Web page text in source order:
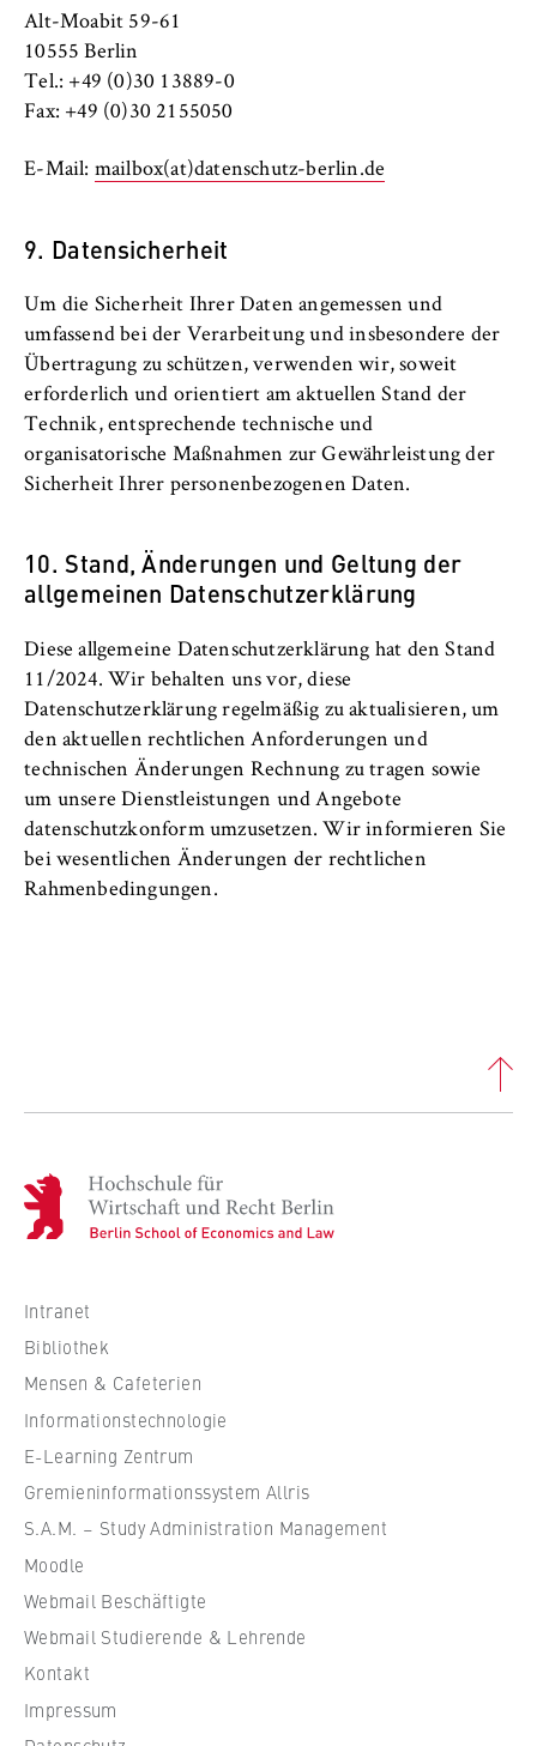
Alt-Moabit 59-61
10555 Berlin
Tel.: +49 (0)30 13889-0
Fax: +49 (0)30 2155050
E-Mail: mailbox(at)datenschutz-berlin.de
9. Datensicherheit
Um die Sicherheit Ihrer Daten angemessen und
umfassend bei der Verarbeitung und insbesondere der
Übertragung zu schützen, verwenden wir, soweit
erforderlich und orientiert am aktuellen Stand der
Technik, entsprechende technische und
organisatorische Maßnahmen zur Gewährleistung der
Sicherheit Ihrer personenbezogenen Daten.
10. Stand, Änderungen und Geltung der
allgemeinen Datenschutzerklärung
Diese allgemeine Datenschutzerklärung hat den Stand
11/2024. Wir behalten uns vor, diese
Datenschutzerklärung regelmäßig zu aktualisieren, um
den aktuellen rechtlichen Anforderungen und
technischen Änderungen Rechnung zu tragen sowie
um unsere Dienstleistungen und Angebote
datenschutzkonform umzusetzen. Wir informieren Sie
bei wesentlichen Änderungen der rechtlichen
Rahmenbedingungen.
H
o
c
s
c
u
l
e
f
i
r
t
c
Intranet
Bibliothek
Mensen & Cafeterien
Informationstechnologie
E-Learning Zentrum
Gremieninformationssystem Allris
S.A.M. – Study Administration Management
Moodle
Webmail Beschäftigte
Webmail Studierende & Lehrende
Kontakt
Impressum